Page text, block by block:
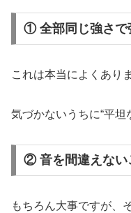
① 全部同じ強さで
これは本当によくあり
気づかないうちに“平坦
② 音を間違えない
もちろん大事ですが、